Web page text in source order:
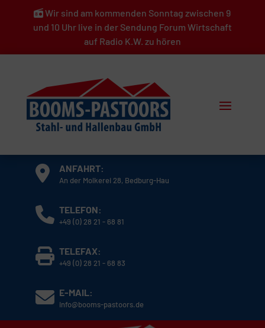
Wir sind am kommenden Sonntag zwischen 9
und 10 Uhr live in der Sendung Forum Wirtschaft
auf Radio K.W. zu hören
ANFAHRT:
An der Molkerei 28, Bedburg-Hau
TELEFON:
+49 (0) 28 21 - 68 81
TELEFAX:
+49 (0) 28 21 - 68 83
E-MAIL:
info@booms-pastoors.de